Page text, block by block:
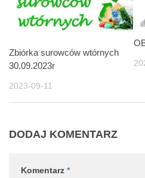
Zbiórka surowców wtórnych
30.09.2023r
2023-09-11
DODAJ KOMENTARZ
Komentarz *